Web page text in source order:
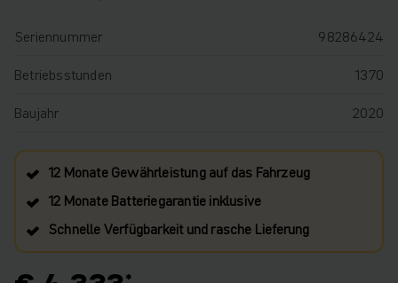
Seriennummer
98286424
Betriebsstunden
1370
Baujahr
2020
12 Monate Gewährleistung auf das Fahrzeug
12 Monate Batteriegarantie inklusive
Schnelle Verfügbarkeit und rasche Lieferung